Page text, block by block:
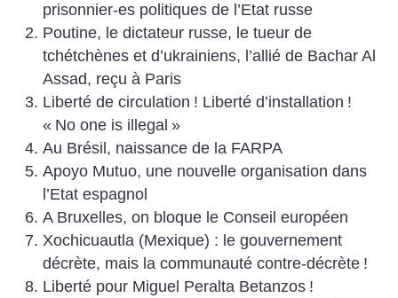
prisonnier-es politiques de l’Etat russe
Poutine, le dictateur russe, le tueur de
tchétchènes et d’ukrainiens, l’allié de Bachar Al
Assad, reçu à Paris
Liberté de circulation ! Liberté d’installation !
« No one is illegal »
Au Brésil, naissance de la FARPA
Apoyo Mutuo, une nouvelle organisation dans
l’Etat espagnol
A Bruxelles, on bloque le Conseil européen
Xochicuautla (Mexique) : le gouvernement
décrète, mais la communauté contre-décrète !
Liberté pour Miguel Peralta Betanzos !